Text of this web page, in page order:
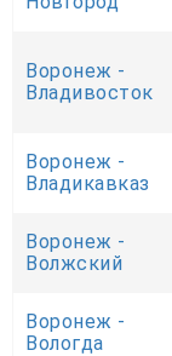
Воронеж -
Владивосток
Воронеж -
Владикавказ
Воронеж -
Волжский
Воронеж -
Вологда